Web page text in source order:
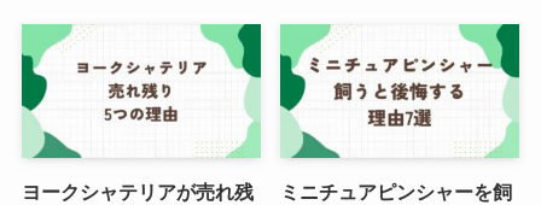
ヨークシャテリアが売れ残
ミニチュアピンシャーを飼